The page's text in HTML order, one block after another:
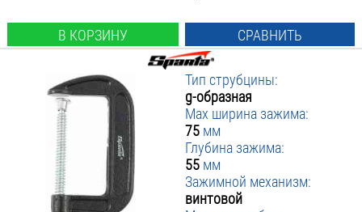
150
В КОРЗИНУ СРАВНИТЬ
Тип струбцины:
g-образная
Max ширина зажима:
75 мм
Глубина зажима:
55 мм
Зажимной механизм:
винтовой